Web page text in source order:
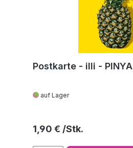
Postkarte - illi - PINYA
auf Lager
Regulärer Preis:
1,90 €